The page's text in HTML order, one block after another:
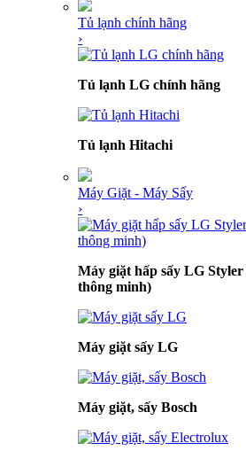
Tủ lạnh chính hãng
›
Tủ lạnh LG chính hãng
Tủ lạnh Hitachi
Máy Giặt - Máy Sấy
›
Máy giặt hấp sấy LG
thông minh)
Máy giặt sấy LG
Máy giặt, sấy Bosch